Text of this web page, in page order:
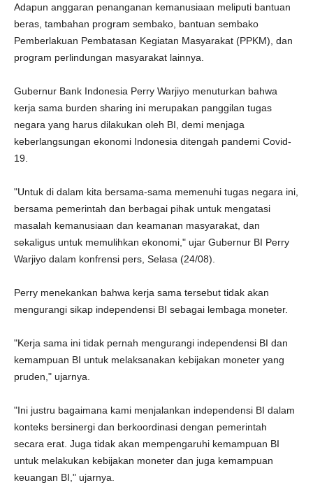
Adapun anggaran penanganan kemanusiaan meliputi bantuan
beras, tambahan program sembako, bantuan sembako
Pemberlakuan Pembatasan Kegiatan Masyarakat (PPKM), dan
program perlindungan masyarakat lainnya.
Gubernur Bank Indonesia Perry Warjiyo menuturkan bahwa
kerja sama burden sharing ini merupakan panggilan tugas
negara yang harus dilakukan oleh BI, demi menjaga
keberlangsungan ekonomi Indonesia ditengah pandemi Covid-
19.
"Untuk di dalam kita bersama-sama memenuhi tugas negara ini,
bersama pemerintah dan berbagai pihak untuk mengatasi
masalah kemanusiaan dan keamanan masyarakat, dan
sekaligus untuk memulihkan ekonomi," ujar Gubernur BI Perry
Warjiyo dalam konfrensi pers, Selasa (24/08).
Perry menekankan bahwa kerja sama tersebut tidak akan
mengurangi sikap independensi BI sebagai lembaga moneter.
"Kerja sama ini tidak pernah mengurangi independensi BI dan
kemampuan BI untuk melaksanakan kebijakan moneter yang
pruden," ujarnya.
"Ini justru bagaimana kami menjalankan independensi BI dalam
konteks bersinergi dan berkoordinasi dengan pemerintah
secara erat. Juga tidak akan mempengaruhi kemampuan BI
untuk melakukan kebijakan moneter dan juga kemampuan
keuangan BI," ujarnya.